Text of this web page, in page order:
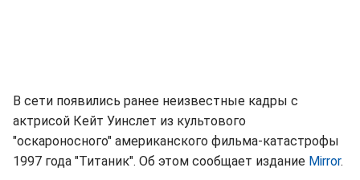
В сети появились ранее неизвестные кадры с
актрисой Кейт Уинслет из культового
"оскароносного" американского фильма-катастрофы
1997 года "Титаник". Об этом сообщает издание Мirrоr.